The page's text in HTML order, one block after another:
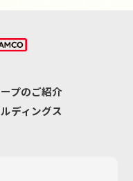
プのご紹介
ディングス